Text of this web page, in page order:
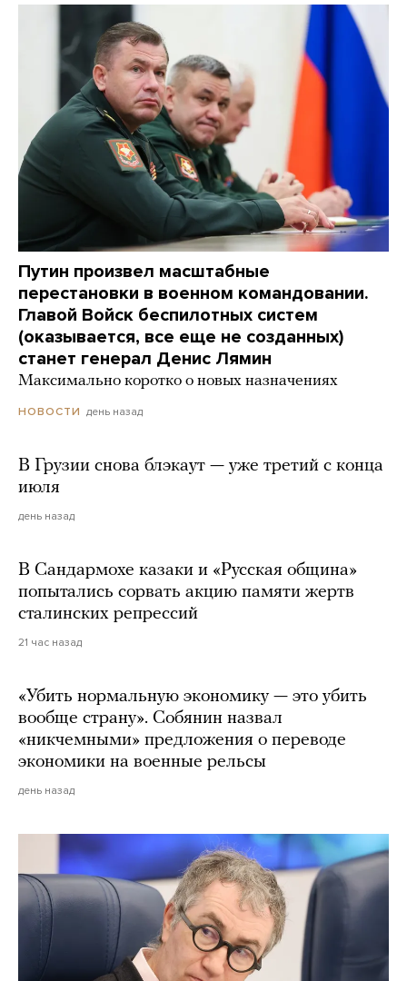
Путин произвел масштабные
перестановки в военном командовании.
Главой Войск беспилотных систем
(оказывается, все еще не созданных)
станет генерал Денис Лямин
Максимально коротко о новых назначениях
НОВОСТИ день назад
В Грузии снова блэкаут — уже третий с конца
июля
день назад
В Сандармохе казаки и «Русская община»
попытались сорвать акцию памяти жертв
сталинских репрессий
21 час назад
«Убить нормальную экономику — это убить
вообще страну». Собянин назвал
«никчемными» предложения о переводе
экономики на военные рельсы
день назад